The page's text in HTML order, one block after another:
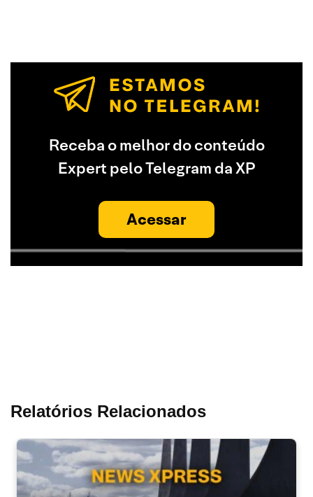
Receba o melhor do conteúdo
Expert pelo Telegram da XP
Acessar
Relatórios Relacionados